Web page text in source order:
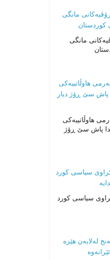
مانگی
هاوڵاتییەکی
پاش سێ ڕۆژ
سیاسی کورد